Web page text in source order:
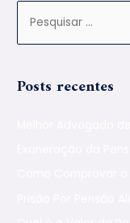
Posts recentes